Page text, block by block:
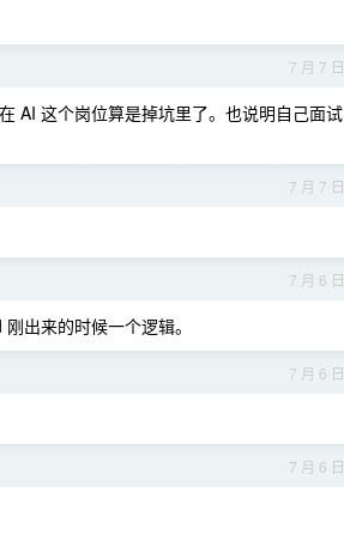
7 月 7 日
AI 这个岗位算是掉坑里了。也说明自己面试
7 月 7 日
7 月 6 日
出来的时候一个逻辑。
7 月 6 日
7 月 6 日